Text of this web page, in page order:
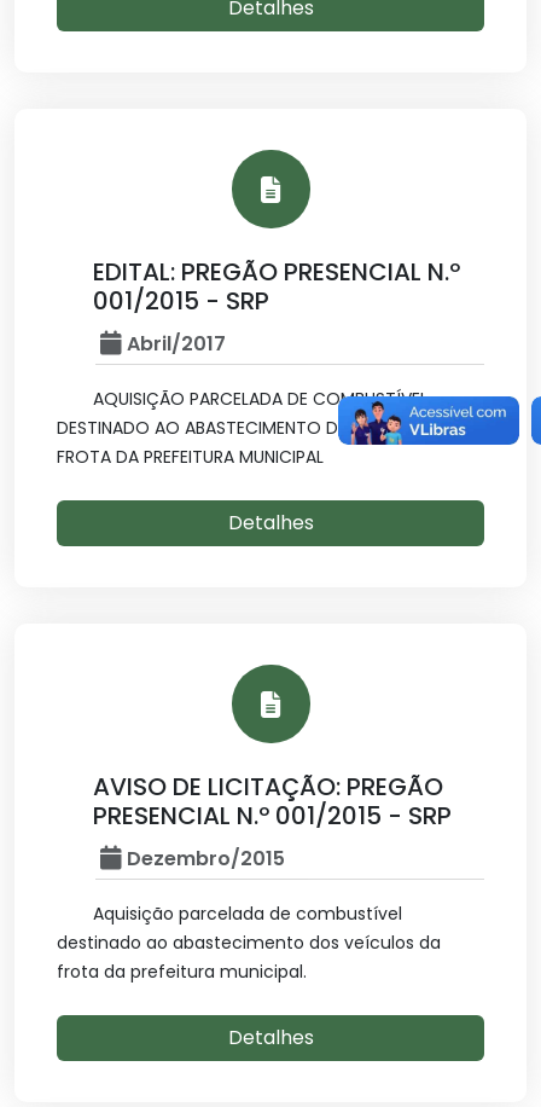
Detalhes
EDITAL: PREGÃO PRESENCIAL N.º
001/2015 - SRP
Abril/2017
AQUISIÇÃO PARCELADA DE COMBUSTÍVEL
DESTINADO AO ABASTECIMENTO DOS VEÍCULOS DA
FROTA DA PREFEITURA MUNICIPAL
Detalhes
AVISO DE LICITAÇÃO: PREGÃO
PRESENCIAL N.º 001/2015 - SRP
Dezembro/2015
Aquisição parcelada de combustível
destinado ao abastecimento dos veículos da
frota da prefeitura municipal.
Detalhes